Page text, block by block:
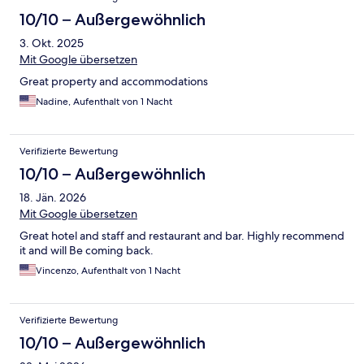
10/10 – Außergewöhnlich
3. Okt. 2025
Mit Google übersetzen
Great property and accommodations
Nadine, Aufenthalt von 1 Nacht
Verifizierte Bewertung
10/10 – Außergewöhnlich
18. Jän. 2026
Mit Google übersetzen
Great hotel and staff and restaurant and bar. Highly recommend
it and will Be coming back.
Vincenzo, Aufenthalt von 1 Nacht
Verifizierte Bewertung
10/10 – Außergewöhnlich